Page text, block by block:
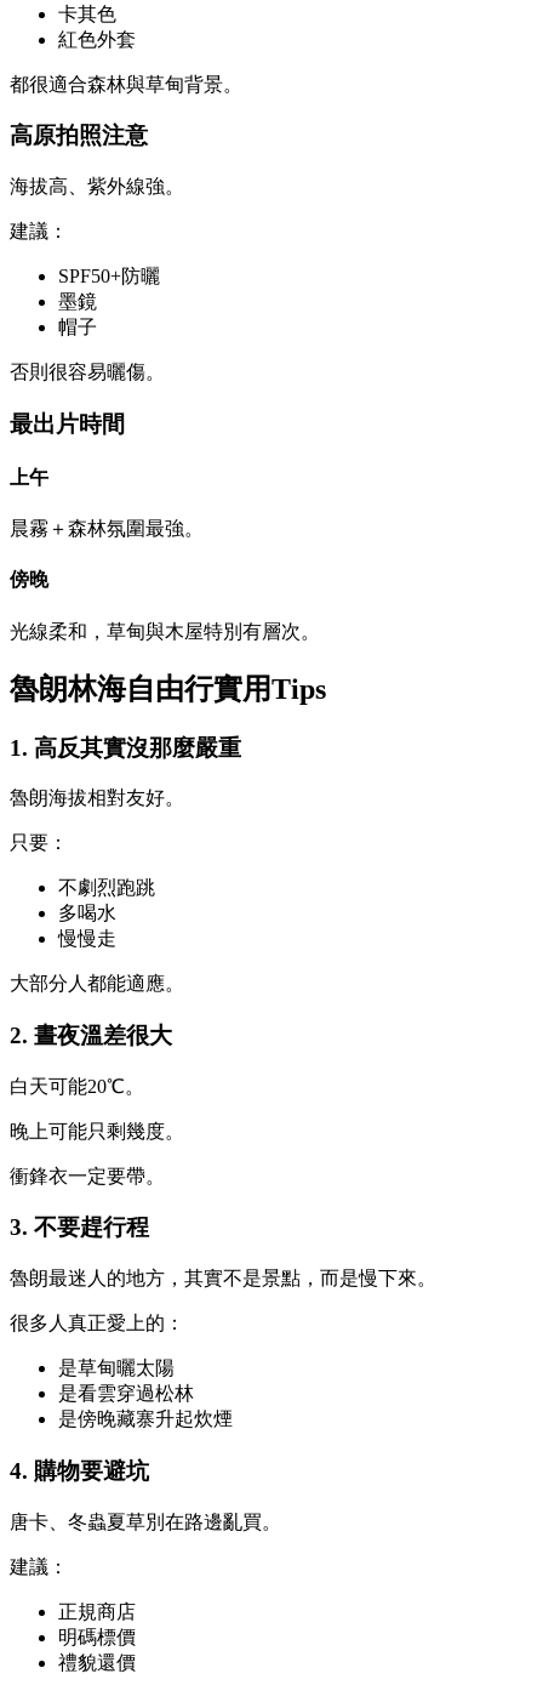
卡其色
紅色外套
都很適合森林與草甸背景。
高原拍照注意
海拔高、紫外線強。
建議：
SPF50+防曬
墨鏡
帽子
否則很容易曬傷。
最出片時間
上午
晨霧＋森林氛圍最強。
傍晚
光線柔和，草甸與木屋特別有層次。
魯朗林海自由行實用Tips
1. 高反其實沒那麼嚴重
魯朗海拔相對友好。
只要：
不劇烈跑跳
多喝水
慢慢走
大部分人都能適應。
2. 晝夜溫差很大
白天可能20℃。
晚上可能只剩幾度。
衝鋒衣一定要帶。
3. 不要趕行程
魯朗最迷人的地方，其實不是景點，而是慢下來。
很多人真正愛上的：
是草甸曬太陽
是看雲穿過松林
是傍晚藏寨升起炊煙
4. 購物要避坑
唐卡、冬蟲夏草別在路邊亂買。
建議：
正規商店
明碼標價
禮貌還價